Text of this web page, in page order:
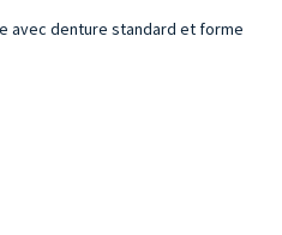
avec denture standard et forme